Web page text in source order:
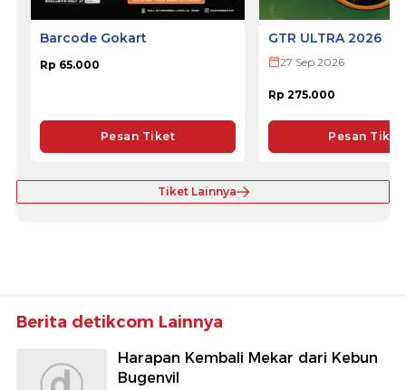
Barcode Gokart
Rp 65.000
Pesan Tiket
GTR ULTRA 2026
27 Sep 2026
Rp 275.000
Pesan Tiket
Tiket Lainnya
Berita detikcom Lainnya
Harapan Kembali Mekar dari Kebun
Bugenvil